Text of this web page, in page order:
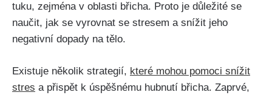
tuku, zejména v⁣ oblasti břicha. Proto je důležité se‌
naučit,‍ jak ‍se vyrovnat se stresem a snížit jeho
negativní dopady⁢ na tělo.
Existuje několik strategií, které‌ mohou pomoci snížit
stres a přispět k úspěšnému hubnutí břicha. Zaprvé,